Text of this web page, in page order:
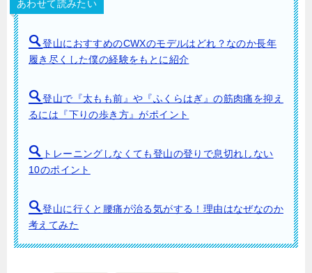
あわせて読みたい
登山におすすめのCWXのモデルはどれ？なのか長年
履き尽くした僕の経験をもとに紹介
登山で『太もも前』や『ふくらはぎ』の筋肉痛を抑え
るには『下りの歩き方』がポイント
トレーニングしなくても登山の登りで息切れしない
10のポイント
登山に行くと腰痛が治る気がする！理由はなぜなのか
考えてみた